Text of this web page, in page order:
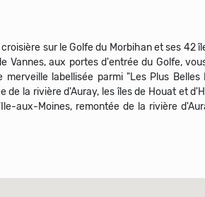
sur le Golfe du Morbihan et ses 42
aux portes d'entrée du Golfe,
labellisée parmi "Les Plus
la rivière d'Auray, les îles de Houat et
aux-Moines, remontée de la rivière